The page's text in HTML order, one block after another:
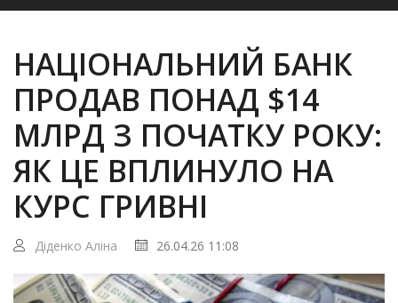
НАЦІОНАЛЬНИЙ БАНК
ПРОДАВ ПОНАД $14
МЛРД З ПОЧАТКУ РОКУ:
ЯК ЦЕ ВПЛИНУЛО НА
КУРС ГРИВНІ
Діденко Аліна 26.04.26 11:08